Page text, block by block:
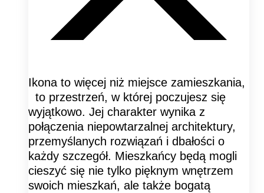
Ikona to więcej niż miejsce zamieszkania,
to przestrzeń, w której poczujesz się
wyjątkowo. Jej charakter wynika z
połączenia niepowtarzalnej architektury,
przemyślanych rozwiązań i dbałości o
każdy szczegół. Mieszkańcy będą mogli
cieszyć się nie tylko pięknym wnętrzem
swoich mieszkań, ale także bogatą